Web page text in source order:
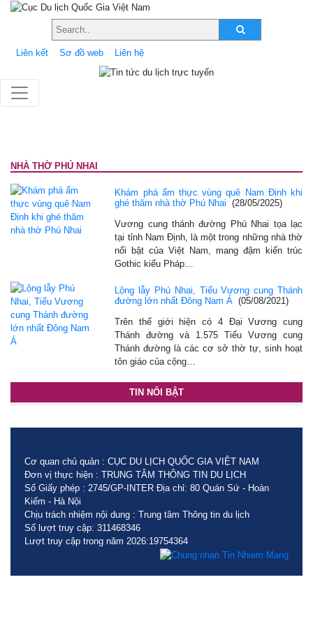
Liên kết Sơ đồ web Liên hệ
NHÀ THỜ PHÚ NHAI
Khám phá ẩm thực vùng quê Nam Định khi
ghé thăm nhà thờ Phú Nhai
(28/05/2025)
Vương cung thánh đường Phú Nhai tọa lạc
tại tỉnh Nam Định, là một trong những nhà thờ
nổi bật của Việt Nam, mang đậm kiến trúc
Gothic kiểu Pháp…
Lộng lẫy Phú Nhai, Tiểu Vương cung Thánh
đường lớn nhất Đông Nam Á (05/08/2021)
Trên thế giới hiện có 4 Đại Vương cung
Thánh đường và 1.575 Tiểu Vương cung
Thánh đường là các cơ sở thờ tự, sinh hoạt
tôn giáo của cộng…
TIN NỔI BẬT
Cơ quan chủ quản : CỤC DU LỊCH QUỐC GIA VIỆT NAM
Đơn vị thực hiện : TRUNG TÂM THÔNG TIN DU LỊCH
Số Giấy phép : 2745/GP-INTER Địa chỉ: 80 Quán Sứ - Hoàn
Kiếm - Hà Nội
Chịu trách nhiệm nội dung : Trung tâm Thông tin du lịch
Số lượt truy cập: 311468346
Lượt truy cập trong năm 2026:19754364